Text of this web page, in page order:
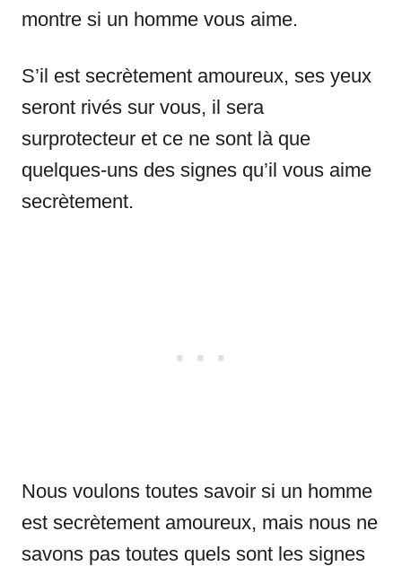
montre si un homme vous aime.
S’il est secrètement amoureux, ses yeux
seront rivés sur vous, il sera
surprotecteur et ce ne sont là que
quelques-uns des signes qu’il vous aime
secrètement.
Nous voulons toutes savoir si un homme
est secrètement amoureux, mais nous ne
savons pas toutes quels sont les signes